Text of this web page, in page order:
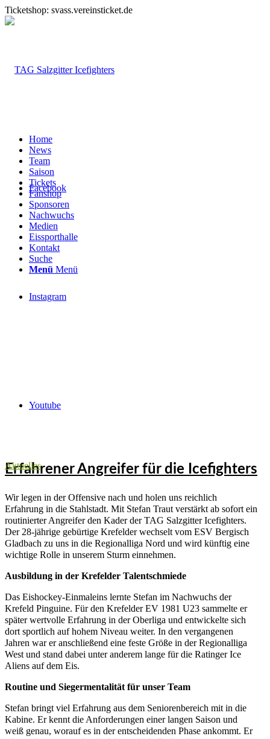
Ticketshop: svass.vereinsticket.de
Facebook
Instagram
Youtube
Home
News
Team
Saison
Tickets
Fanshop
Sponsoren
Nachwuchs
Medien
Eissporthalle
Kontakt
Suche
Menü Menü
Erfahrener Angreifer für die Icefighters
Aktuelles
Wir legen in der Offensive nach und holen uns reichlich
Erfahrung in die Stahlstadt. Mit Stefan Traut verstärkt ab sofort ein
routinierter Angreifer den Kader der TAG Salzgitter Icefighters.
Der 28-jährige gebürtige Krefelder wechselt vom ESV Bergisch
Gladbach zu uns in die Regionalliga Nord und wird künftig eine
wichtige Rolle in unserem Sturm einnehmen.
Ausbildung in der Krefelder Talentschmiede
Das Eishockey-Einmaleins lernte Stefan im Nachwuchs der
Krefeld Pinguine. Für den Krefelder EV 1981 U23 sammelte er
später wertvolle Erfahrung in der Oberliga und entwickelte sich
dort sportlich auf hohem Niveau weiter. In den vergangenen
Jahren war er anschließend eine feste Größe in der Regionalliga
West und stand dabei unter anderem lange für die Ratinger Ice
Aliens auf dem Eis.
Routine und Siegermentalität für unser Team
Stefan bringt viel Erfahrung aus dem Seniorenbereich mit in die
Kabine. Er kennt die Anforderungen einer langen Saison und
weiß genau, worauf es in der entscheidenden Phase ankommt. Er